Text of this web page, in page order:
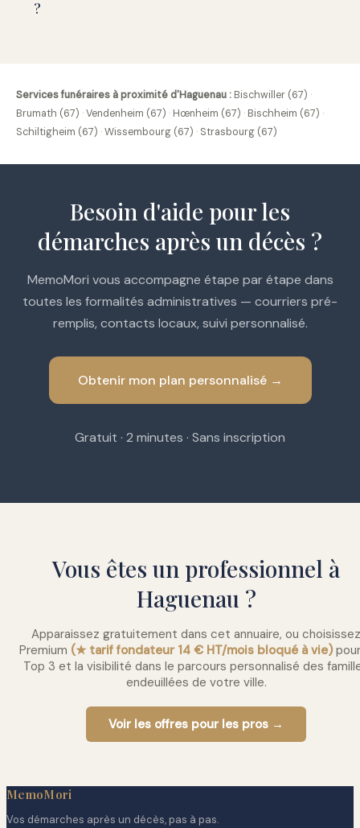
?
Services funéraires à proximité d'Haguenau : Bischwiller (67) ·
Brumath (67) ·Vendenheim (67) · Hœnheim (67) · Bischheim (67) ·
Schiltigheim (67) ·Wissembourg (67) · Strasbourg (67)
Besoin d'aide pour les
démarches après un décès ?
MemoMori vous accompagne étape par étape dans
toutes les formalités administratives — courriers pré-
remplis, contacts locaux, suivi personnalisé.
Obtenir mon plan personnalisé →
Gratuit · 2 minutes · Sans inscription
Vous êtes un professionnel à
Haguenau ?
Apparaissez gratuitement dans cet annuaire, ou choisissez
Premium (★ tarif fondateur 14 € HT/mois bloqué à vie)
Top 3 et la visibilité dans le parcours personnalisé des
endeuillées de votre ville.
Voir les offres pour les pros →
MemoMori
Vos démarches après un décès, pas à pas.